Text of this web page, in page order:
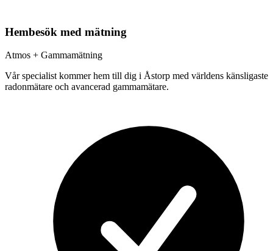
Hembesök med mätning
Atmos + Gammamätning
Vår specialist kommer hem till dig i Åstorp med världens känsligaste
radonmätare och avancerad gammamätare.